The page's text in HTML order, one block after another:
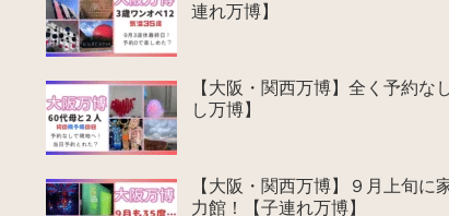
連れ万博】
【大阪・関西万博】全く予約
し万博】
【大阪・関西万博】９月上旬
力館！【子連れ万博】